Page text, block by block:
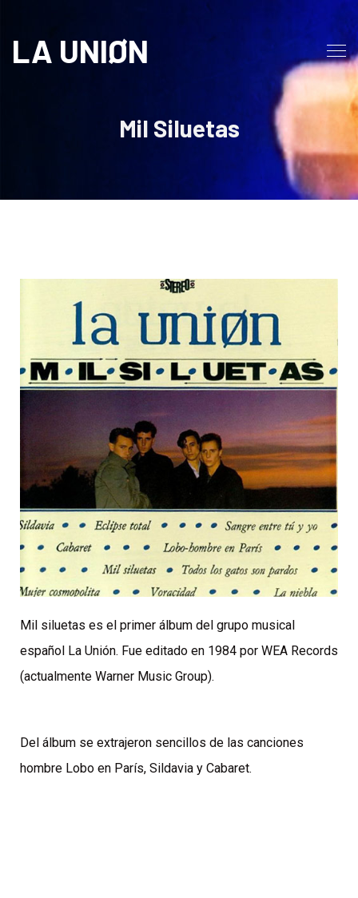
LA UNIØN
Mil Siluetas
Mil siluetas es el primer álbum del grupo musical
español La Unión. Fue editado en 1984 por WEA Records
(actualmente Warner Music Group).
Del álbum se extrajeron sencillos de las canciones
hombre Lobo en París, Sildavia y Cabaret.